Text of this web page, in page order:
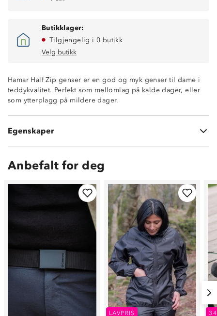
Butikklager:
Tilgjengelig i 0 butikk
Velg butikk
Hamar Half Zip genser er en god og myk genser til dame i
teddykvalitet. Perfekt som mellomlag på kalde dager, eller
som ytterplagg på mildere dager.
Egenskaper
Høy hals med glidelåsåpning
Anbefalt for deg
LAVPRIS